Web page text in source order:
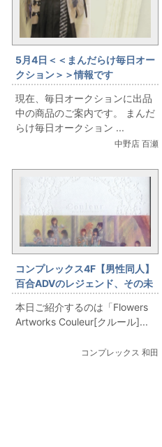
5月4日＜＜まんだらけ毎日オー
クション＞＞情報です
現在、毎日オークションに出品
中の商品のご案内です。 まんだ
らけ毎日オークション ...
中野店 百瀬
コンプレックス4F【男性同人】
百合ADVのレジェンド、その未
開封アートワークス！
本日ご紹介するのは「Flowers
Artworks Couleur[クルール]...
コンプレックス 和田